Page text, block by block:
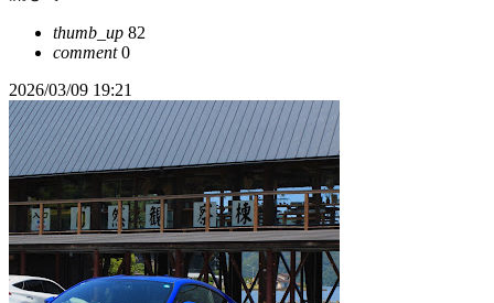
thumb_up 82
comment0
2026/03/09 19:21